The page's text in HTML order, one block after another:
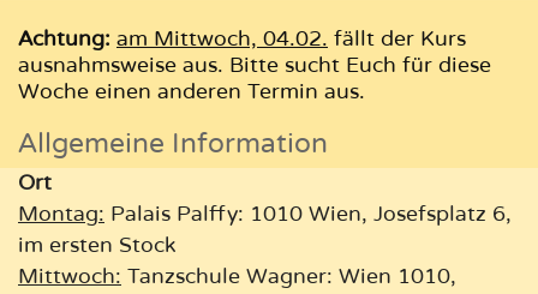
Achtung: am Mittwoch, 04.02. fällt der Kurs
ausnahmsweise aus. Bitte sucht Euch für diese
Woche einen anderen Termin aus.
Allgemeine Information
Ort
Montag: Palais Palffy: 1010 Wien, Josefsplatz 6,
im ersten Stock
Mittwoch: Tanzschule Wagner: Wien 1010,